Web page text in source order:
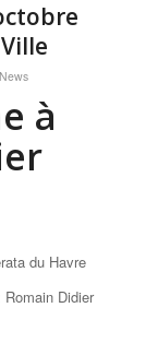
News
à
du Havre
Didier